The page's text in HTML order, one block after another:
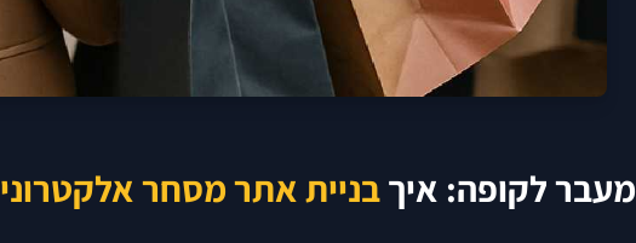
מעבר לקופה: איךבניית אתר מסחר אלקטרוני